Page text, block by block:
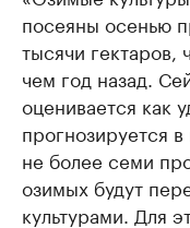
посеяны осенью
тысячи гектаров,
чем год назад.
оценивается как
прогнозируется
не более семи
озимых будут
культурами. Для